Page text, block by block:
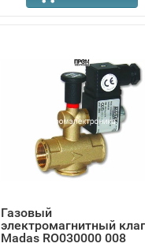
Газовый
электромагнитный
Madas RO030000 008